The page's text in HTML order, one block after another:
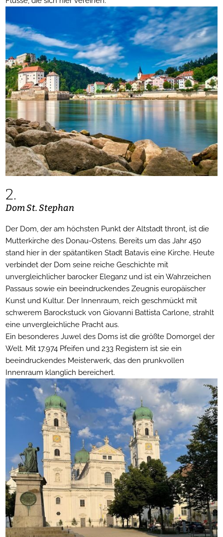
2.
Dom St. Stephan
Der Dom, der am höchsten Punkt der Altstadt thront, ist die
Mutterkirche des Donau-Ostens. Bereits um das Jahr 450
stand hier in der spätantiken Stadt Batavis eine Kirche. Heute
verbindet der Dom seine reiche Geschichte mit
unvergleichlicher barocker Eleganz und ist ein Wahrzeichen
Passaus sowie ein beeindruckendes Zeugnis europäischer
Kunst und Kultur. Der Innenraum, reich geschmückt mit
schwerem Barockstuck von Giovanni Battista Carlone, strahlt
eine unvergleichliche Pracht aus.
Ein besonderes Juwel des Doms ist die größte Domorgel der
Welt. Mit 17.974 Pfeifen und 233 Registern ist sie ein
beeindruckendes Meisterwerk, das den prunkvollen
Innenraum klanglich bereichert.